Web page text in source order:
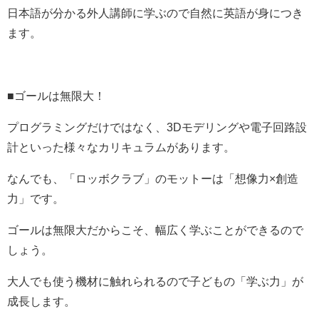
日本語が分かる外人講師に学ぶので自然に英語が身につき
ます。
■ゴールは無限大！
プログラミングだけではなく、3Dモデリングや電子回路設
計といった様々なカリキュラムがあります。
なんでも、「ロッボクラブ」のモットーは「想像力×創造
力」です。
ゴールは無限大だからこそ、幅広く学ぶことができるので
しょう。
大人でも使う機材に触れられるので子どもの「学ぶ力」が
成長します。